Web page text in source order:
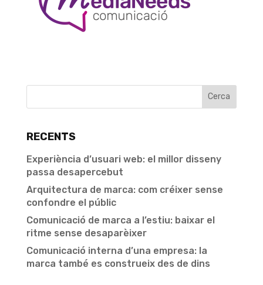
RECENTS
Experiència d’usuari web: el millor disseny
passa desapercebut
Arquitectura de marca: com créixer sense
confondre el públic
Comunicació de marca a l’estiu: baixar el
ritme sense desaparèixer
Comunicació interna d’una empresa: la
marca també es construeix des de dins